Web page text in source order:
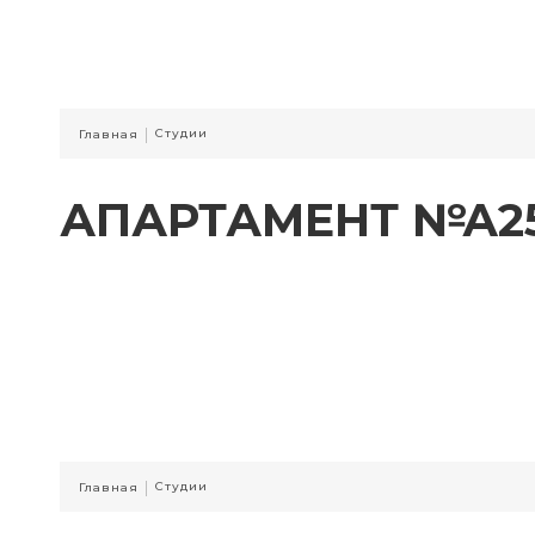
Главная | Студии
АПАРТАМЕНТ
Главная | Студии